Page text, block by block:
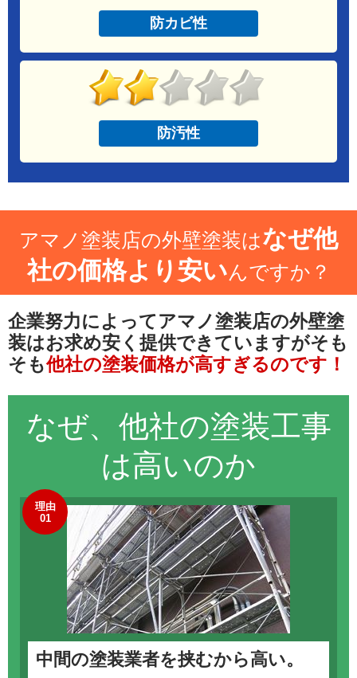
防カビ性
防汚性
アマノ塗装店の外壁塗装はなぜ他
社の価格より安いんですか？
企業努力によってアマノ塗装店の外壁塗
装はお求め安く提供できていますがそも
そも他社の塗装価格が高すぎるのです！
なぜ、他社の塗装工事
は高いのか
理由
01
中間の塗装業者を挟むから高い。